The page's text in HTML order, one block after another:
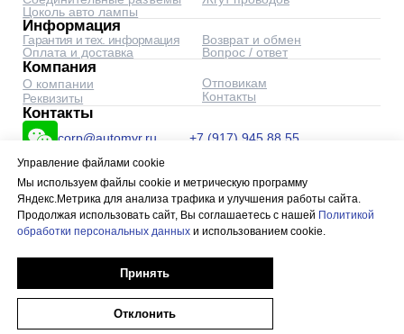
Управление файлами cookie
Мы используем файлы cookie и метрическую программу
Яндекс.Метрика для анализа трафика и улучшения работы сайта.
Продолжая использовать сайт, Вы соглашаетесь с нашей Политикой
обработки персональных данных и использованием cookie.
Принять
Отклонить